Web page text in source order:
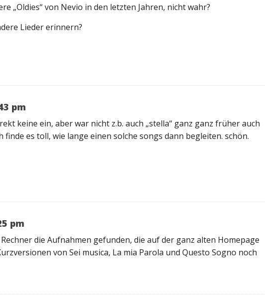
„Oldies“ von Nevio in den letzten Jahren, nicht wahr?
Lieder erinnern?
pm
keine ein, aber war nicht z.b. auch „stella“ ganz ganz früher auch
finde es toll, wie lange einen solche songs dann begleiten. schön.
pm
die Aufnahmen gefunden, die auf der ganz alten Homepage
von Sei musica, La mia Parola und Questo Sogno noch